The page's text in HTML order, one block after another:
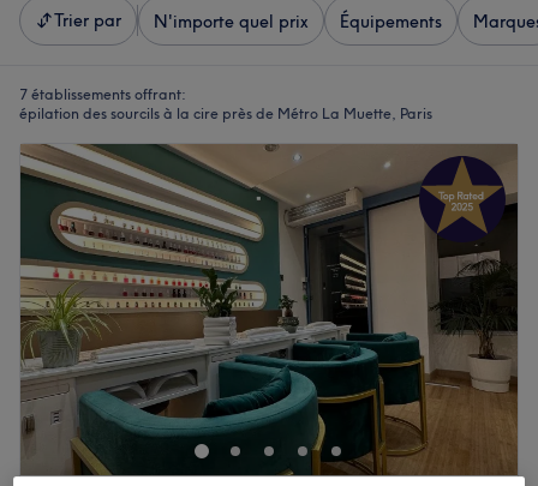
Trier par N'importe quel prix Équipements
7 établissements offrant:
épilation des sourcils à la cire près de Métro La Muette, Paris